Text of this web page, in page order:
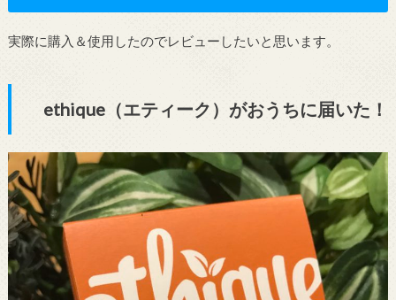
実際に購入＆使用したのでレビューしたいと思います。
ethique（エティーク）がおうちに届いた！